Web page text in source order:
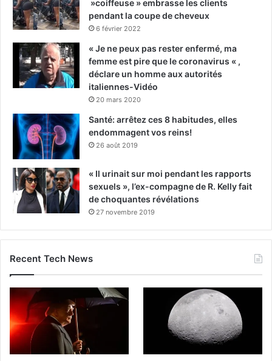
»coiffeuse » embrasse les clients
pendant la coupe de cheveux
6 février 2022
« Je ne peux pas rester enfermé, ma
femme est pire que le coronavirus « ,
déclare un homme aux autorités
italiennes-Vidéo
20 mars 2020
Santé: arrêtez ces 8 habitudes, elles
endommagent vos reins!
26 août 2019
« Il urinait sur moi pendant les rapports
sexuels », l’ex-compagne de R. Kelly fait
de choquantes révélations
27 novembre 2019
Recent Tech News